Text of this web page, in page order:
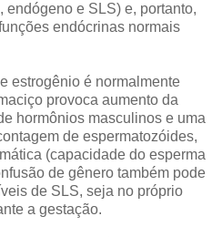
endógeno e SLS) e, portanto,
endócrinas normais
estrogênio é normalmente
provoca aumento da
hormônios masculinos e uma
de espermatozóides,
(capacidade do esperma
de gênero também pode
de SLS, seja no próprio
a gestação.